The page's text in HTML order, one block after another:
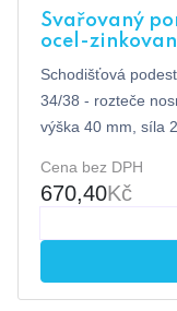
Svařovaný
ocel-
Schodišťová
34/38 - rozteče
výška 40 mm, síla
Cena bez DPH
670,40Kč